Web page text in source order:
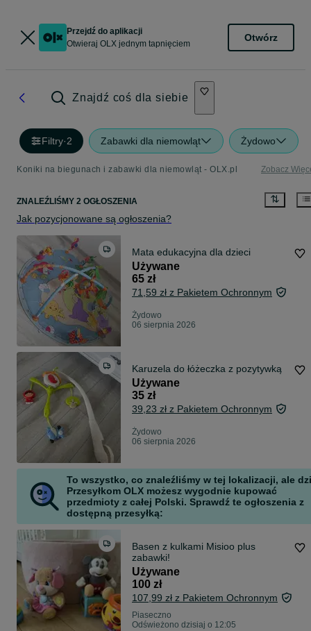
Przejdź do aplikacji
Otwieraj OLX jednym tapnięciem
Otwórz
Znajdź coś dla siebie
Filtry·2 Zabawki dla niemowląt Żydowo
Koniki na biegunach i zabawki dla niemowląt - OLX.pl Zobacz
ZNALEŹLIŚMY 2 OGŁOSZENIA
Jak pozycjonowane są ogłoszenia?
Mata edukacyjna dla dzieci
Używane
65 zł
71,59 zł z Pakietem Ochronnym
Żydowo
06 sierpnia 2026
Karuzela do łóżeczka z pozytywką
Używane
35 zł
39,23 zł z Pakietem Ochronnym
Żydowo
06 sierpnia 2026
To wszystko, co znaleźliśmy w tej lokalizacji, ale
Przesyłkom OLX możesz wygodnie kupować
przedmioty z całej Polski. Sprawdź te ogłoszenia z
dostępną przesyłką:
Basen z kulkami Misioo plus
zabawki!
Używane
100 zł
107,99 zł z Pakietem Ochronnym
Piaseczno
Odświeżono dzisiaj o 12:05